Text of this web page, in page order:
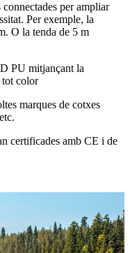
per ampliar
Per exemple, la
O la tenda de 5 m
PU mitjançant la
tot color
marques de cotxes
certificades amb CE i de